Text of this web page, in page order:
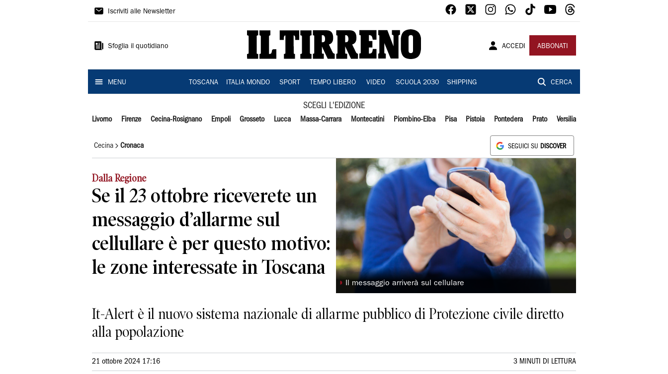
Il
Iscriviti alle Newsletter
Sfoglia il quotidiano ACCEDI ABBONATI
MENU TOSCANA ITALIA MONDO SPORT TEMPO LIBERO VIDEO SCUOLA 2030 SHIPPING CERCA
SCEGLI L'EDIZIONE
Livorno Firenze Cecina-Rosignano Empoli Grosseto Lucca Massa-Carrara Montecatini Piombino-Elba Pisa Pistoia Pontedera Prato Versilia
Cecina Cronaca SEGUICI SU DISCOVER
Dalla Regione
Se il 23 ottobre riceverete un
messaggio d’allarme sul
cellullare è per questo motivo:
le zone interessate in Toscana
◗ Il messaggio arriverà sul cellulare
It-Alert è il nuovo sistema nazionale di allarme pubblico di Protezione civile diretto
alla popolazione
21 ottobre 2024 17:16 3 MINUTI DI LETTURA